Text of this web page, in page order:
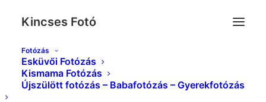
Kincses Fotó
Fotózás
Esküvői Fotózás
Kismama Fotózás
Újszülött fotózás – Babafotózás – Gyerekfotózás
IMG_6028_S
Kezdőlap Portfólió Fotózás Galéria IMG_6028_S